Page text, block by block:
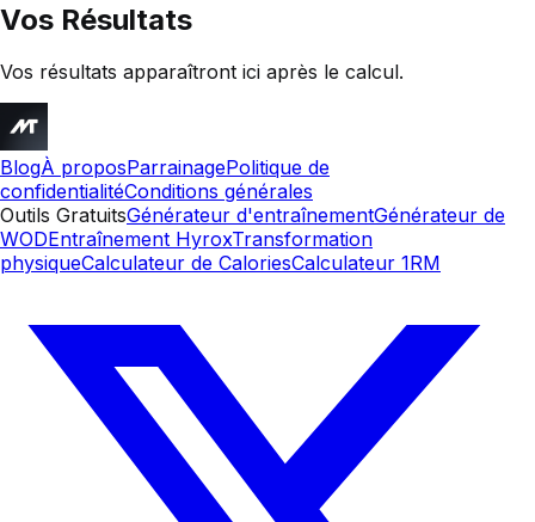
Vos Résultats
Vos résultats apparaîtront ici après le calcul.
BlogÀ proposParrainagePolitique de
confidentialitéConditions générales
Outils GratuitsGénérateur d'entraînementGénérateur de
WODEntraînement HyroxTransformation
physiqueCalculateur de CaloriesCalculateur 1RM